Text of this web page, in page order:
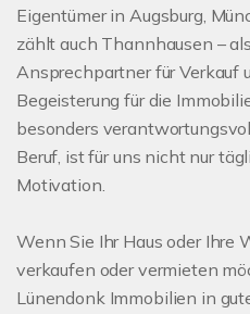
Eigentümer in Augsburg,
zählt auch Thannhausen –
Ansprechpartner für Verkauf
Begeisterung für die
besonders
Beruf, ist für uns nicht nur
Motivation.
Wenn Sie Ihr Haus oder Ihre
verkaufen oder vermieten
Lünendonk Immobilien in